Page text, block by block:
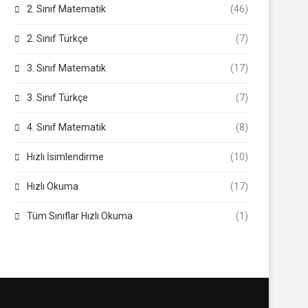
2. Sınıf Matematik (46)
2. Sınıf Türkçe (7)
3. Sınıf Matematik (17)
3. Sınıf Türkçe (7)
4. Sınıf Matematik (8)
Hızlı İsimlendirme (10)
Hızlı Okuma (17)
Tüm Sınıflar Hızlı Okuma (1)